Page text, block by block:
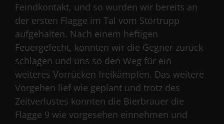
Feindkontakt, und so wurden wir bereits an
der ersten Flagge im Tal vom Störtrupp
aufgehalten. Nach einem heftigen
Feuergefecht, konnten wir die Gegner zurück
schlagen und uns so den Weg für ein
weiteres Vorrücken freikämpfen. Das weitere
Vorgehen lief wie geplant und trotz des
Zeitverlustes konnten die Bierbrauer die
Flagge 9 wie vorgesehen einnehmen und